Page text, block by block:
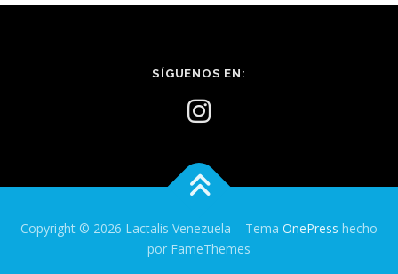
SÍGUENOS EN:
Copyright © 2026 Lactalis Venezuela – Tema OnePress hecho
por FameThemes